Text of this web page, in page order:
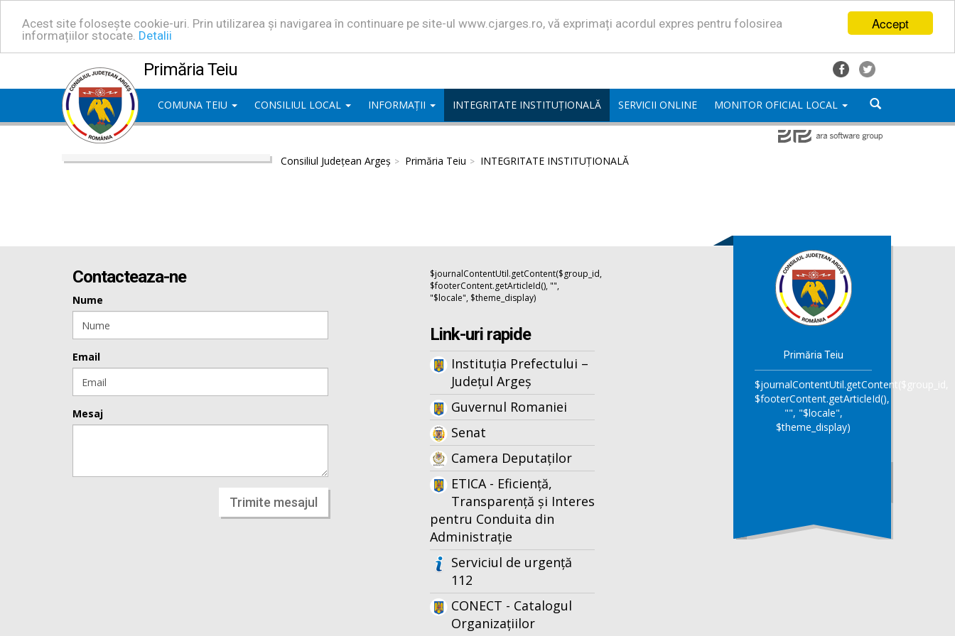
Accept
Acest site folosește cookie-uri. Prin utilizarea și navigarea în continuare pe site-ul www.cjarges.ro, vă exprimați acordul expres pentru folosirea
informațiilor stocate. Detalii
Primăria Teiu
COMUNA TEIU CONSILIUL LOCAL INFORMAȚII INTEGRITATE INSTITUȚIONALĂ SERVICII ONLINE MONITOR OFICIAL LOCAL
Consiliul Județean Argeș Primăria Teiu INTEGRITATE INSTITUȚIONALĂ
Contacteaza-ne
Nume
Email
Mesaj
Trimite mesajul
$journalContentUtil.getContent($group_id,
$footerContent.getArticleId(), "",
"$locale", $theme_display)
Link-uri rapide
Instituția Prefectului –
Județul Argeș
Guvernul Romaniei
Senat
Camera Deputaților
ETICA - Eficiență,
Transparență și Interes
pentru Conduita din
Administrație
Serviciul de urgență
112
CONECT - Catalogul
Organizațiilor
Primăria Teiu
$journalContentUtil.getContent($group_id,
$footerContent.getArticleId(),
"", "$locale",
$theme_display)